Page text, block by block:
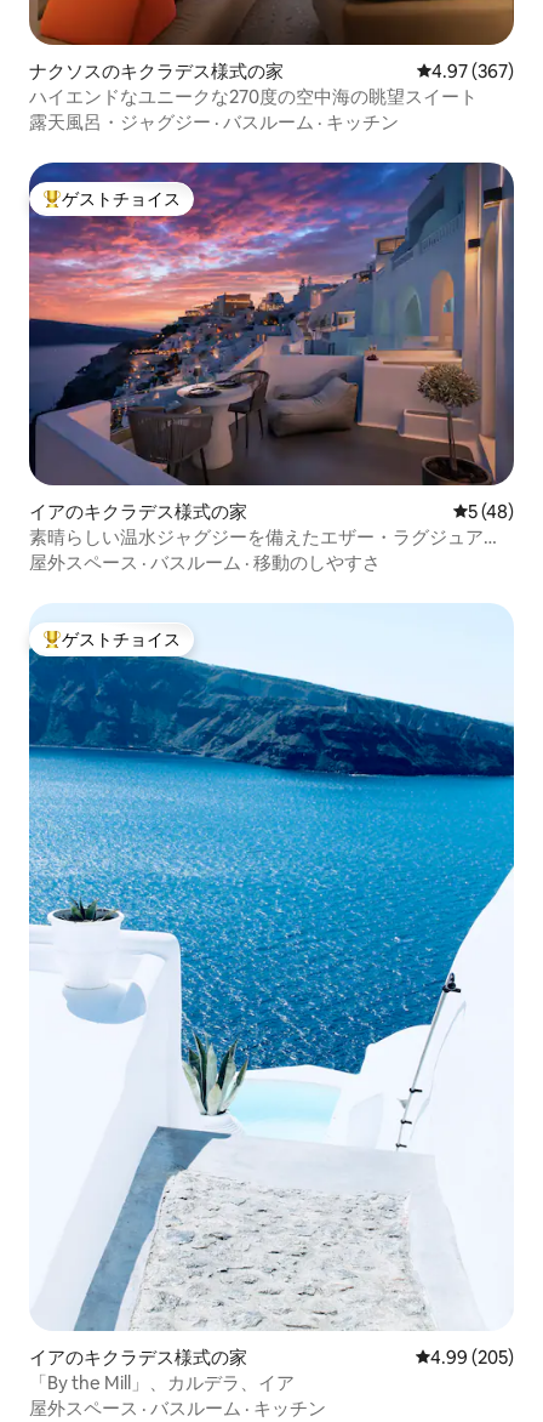
ナクソスのキクラデス様式の家 レビュー367
4.97 (367)
ハイエンドなユニークな270度の空中海の眺望スイート
露天風呂・ジャグジー · バスルーム · キッチン
大好評のゲストチョイスです。
ゲストチョイス
イアのキクラデス様式の家 レビュー
5 (48)
素晴らしい温水ジャグジーを備えたエザー・ラグジュアリ
ースイート
屋外スペース · バスルーム · 移動のしやすさ
大好評のゲストチョイスです。
ゲストチョイス
イアのキクラデス様式の家 レビュー205
4.99 (205)
「By the Mill」、カルデラ、イア
屋外スペース · バスルーム · キッチン